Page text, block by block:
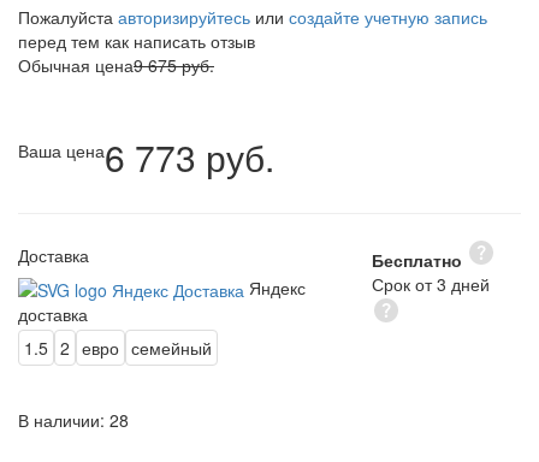
Пожалуйста авторизируйтесь или создайте учетную запись
перед тем как написать отзыв
Обычная цена9 675 руб.
Ваша цена6 773 руб.
Доставка
Бесплатно
Яндекс
доставка
Срок от 3 дней
1.5 2 евро семейный
В наличии: 28